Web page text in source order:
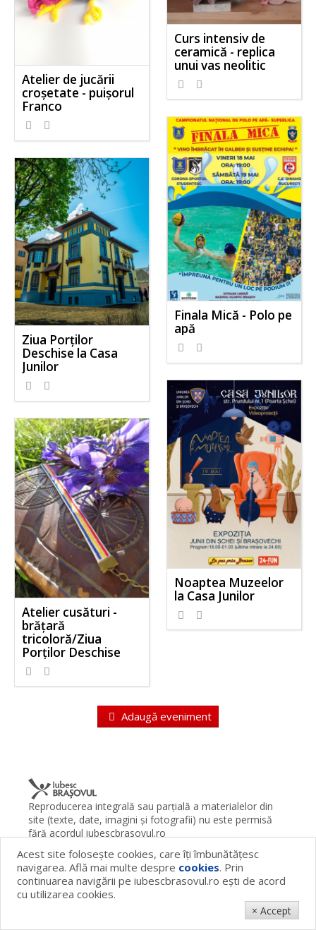
Curs intensiv de
ceramică - replica
unui vas neolitic
Atelier de jucării
croșetate - puișorul
Franco
Finala Mică - Polo pe
apă
Ziua Porților
Deschise la Casa
Junilor
Noaptea Muzeelor
la Casa Junilor
Atelier cusături -
brățară
tricoloră/Ziua
Porților Deschise
Adaugă eveniment
Reproducerea integrală sau parţială a materialelor din
site (texte, date, imagini şi fotografii) nu este permisă
fără acordul iubescbrasovul.ro
Termeni şi condiţii
Contact Despre proiect
FAQ
Cookies
Publicitate
© 2026 iubescbrasovul.ro
Acest site foloseşte cookies, care îţi îmbunătăţesc
navigarea. Află mai multe despre cookies. Prin
continuarea navigării pe iubescbrasovul.ro eşti de acord
cu utilizarea cookies.
× Accept